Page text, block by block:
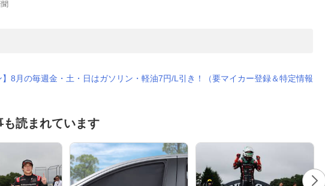
】8月の毎週金・土・日はガソリン・軽油7円/L引き！（要マイカー登録＆特定情報
も読まれています